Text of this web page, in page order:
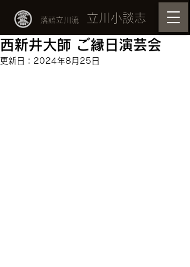
落語立川流 立川小談志
西新井大師 ご縁日演芸会
更新日： 2024年8月25日